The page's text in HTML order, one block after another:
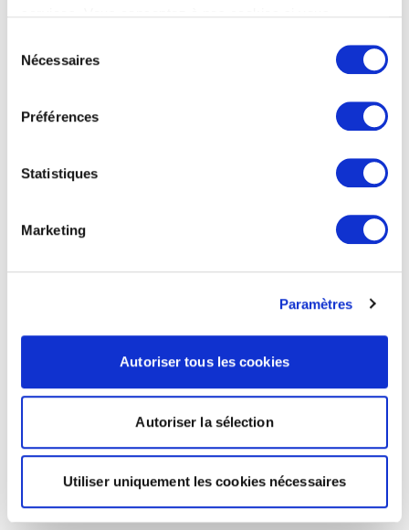
Nécessaires
Préférences
Statistiques
Marketing
Paramètres
Autoriser tous les cookies
Autoriser la sélection
Utiliser uniquement les cookies nécessaires